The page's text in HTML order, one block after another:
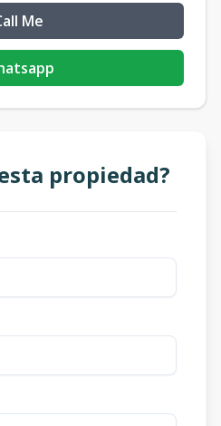
Me
propiedad?